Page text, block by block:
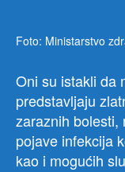
Foto: Ministarstvo
Oni su istakli da
predstavljaju
zaraznih bolesti,
pojave infekcija
kao i mogućih